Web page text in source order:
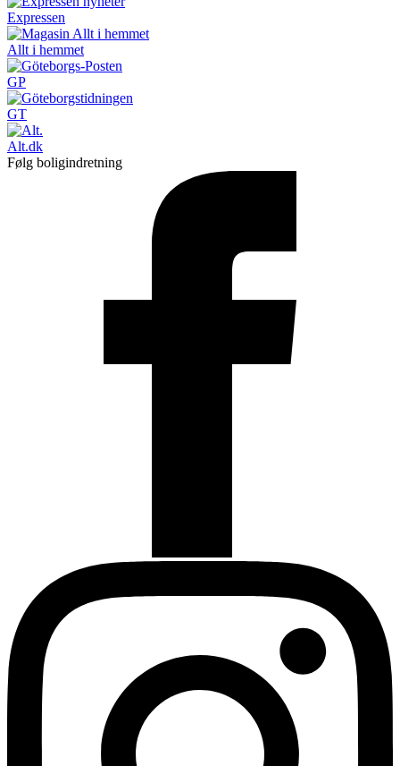
Expressen
Allt i hemmet
GP
GT
Alt.dk
Følg boligindretning